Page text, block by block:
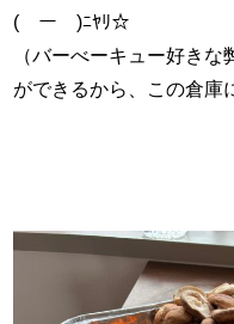
(￣ー￣)ﾆﾔﾘ☆
（バーべーキュー好き
ができるから、この倉庫